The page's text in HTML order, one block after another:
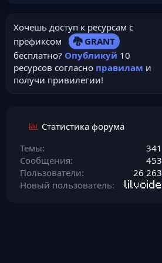
Хочешь доступ к ресурсам с
префиксом
🐉 GRANT
бесплатно? Опубликуй 10
ресурсов согласно правилам и
получи привилегии!
Статистика форума
Темы
341
Сообщения
453
Пользователи
26 263
Новый пользователь
lilvoide